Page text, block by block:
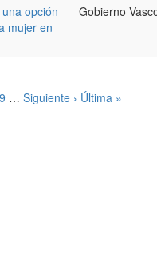
opción
mujer en
Gobierno
9 … Siguiente › Última »